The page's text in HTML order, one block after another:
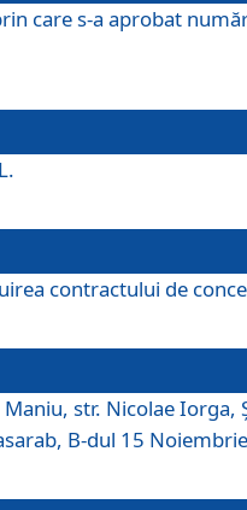
care s-a aprobat
contractului de
str. Nicolae
B-dul 15